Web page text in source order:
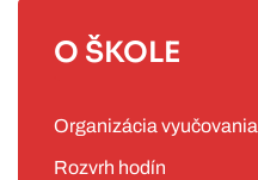
O ŠKOLE
Organizácia vyučovania
Rozvrh hodín